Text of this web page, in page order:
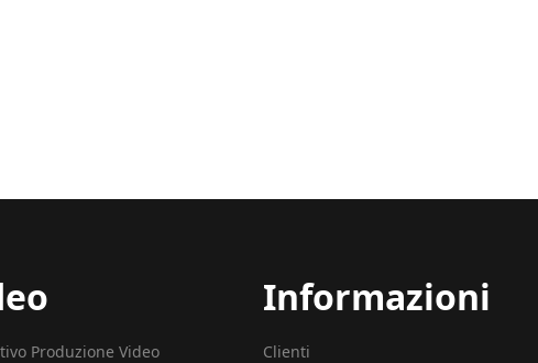
Produzione Video
Informazioni
Clienti